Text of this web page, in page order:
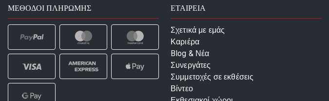
ΜΈΘΟΔΟΙ ΠΛΗΡΩΜΉΣ ΕΤΑΙΡΕΙΑ
Σχετικά με εμάς
Καριέρα
Blog & Νέα
Συνεργάτες
Συμμετοχές σε εκθέσεις
Βίντεο